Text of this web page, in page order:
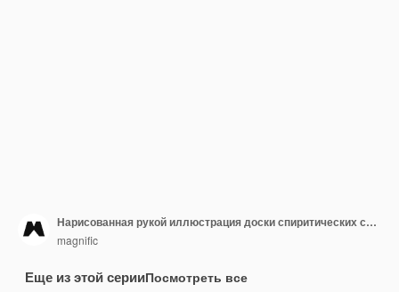
Нарисованная рукой иллюстрация доски спиритических сеансов
magnific
Еще из этой серииПосмотреть все